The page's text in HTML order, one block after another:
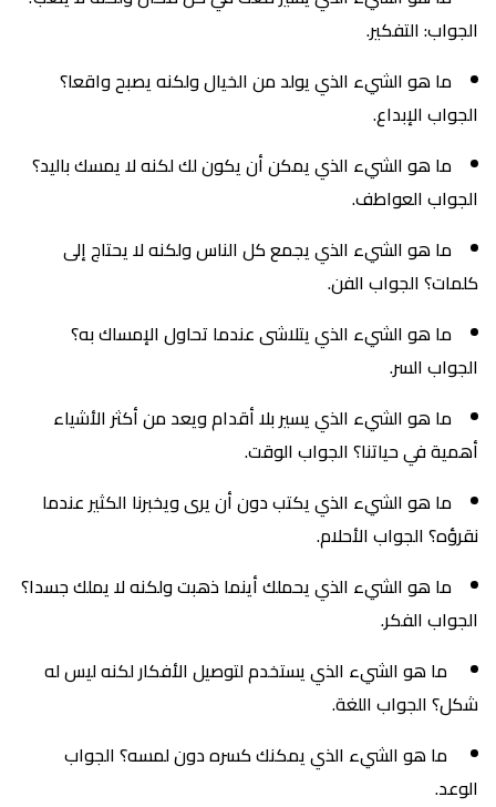
الجواب: التفكير.
ما هو الشيء الذي يولد من الخيال ولكنه يصبح واقعا؟
الجواب الإبداع.
ما هو الشيء الذي يمكن أن يكون لك لكنه لا يمسك باليد؟
الجواب العواطف.
ما هو الشيء الذي يجمع كل الناس ولكنه لا يحتاج إلى
كلمات؟ الجواب الفن.
ما هو الشيء الذي يتلاشى عندما تحاول الإمساك به؟
الجواب السر.
ما هو الشيء الذي يسير بلا أقدام ويعد من أكثر الأشياء
أهمية في حياتنا؟ الجواب الوقت.
ما هو الشيء الذي يكتب دون أن يرى ويخبرنا الكثير عندما
نقرؤه؟ الجواب الأحلام.
ما هو الشيء الذي يحملك أينما ذهبت ولكنه لا يملك جسدا؟
الجواب الفكر.
ما هو الشيء الذي يستخدم لتوصيل الأفكار لكنه ليس له
شكل؟ الجواب اللغة.
ما هو الشيء الذي يمكنك كسره دون لمسه؟ الجواب
الوعد.